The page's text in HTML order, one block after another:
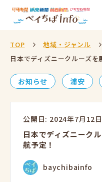
TOP 地域・ジャンル
日本でディズニークルーズ
お知らせ 浦安
公開日: 2024年7月12日
日本でディズニーク
航予定！
baychibainfo